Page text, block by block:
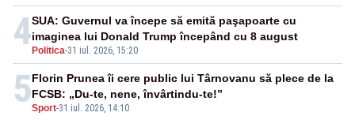
4 Politica-31 iul. 2026, 15:20
SUA: Guvernul va începe să emită paşapoarte cu
imaginea lui Donald Trump începând cu 8 august
5Sport-31 iul. 2026, 14:10
Florin Prunea îi cere public lui Târnovanu să plece de la
FCSB: „Du-te, nene, învârtindu-te!”